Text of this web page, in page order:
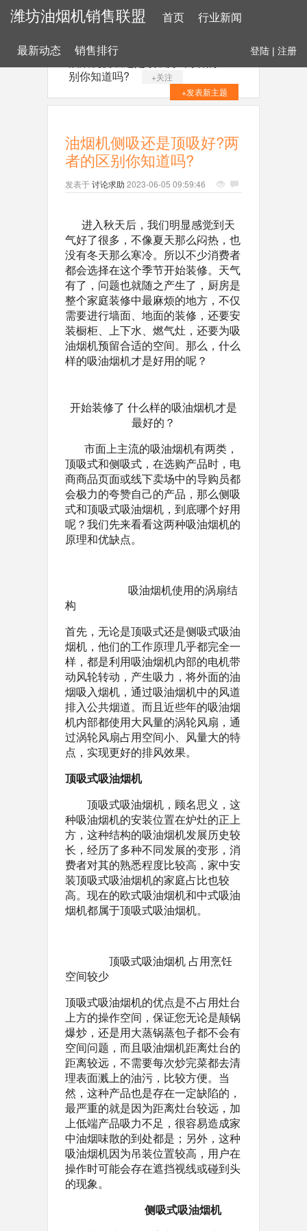
潍坊油烟机销售联盟 首页 行业新闻
最新动态 销售排行 登陆 | 注册
别你知道吗?
+关注
+发表新主题
油烟机侧吸还是顶吸好?两
者的区别你知道吗?
发表于讨论求助 2023-06-05 09:59:46
进入秋天后，我们明显感觉到天
气好了很多，不像夏天那么闷热，也
没有冬天那么寒冷。所以不少消费者
都会选择在这个季节开始装修。天气
有了，问题也就随之产生了，厨房是
整个家庭装修中最麻烦的地方，不仅
需要进行墙面、地面的装修，还要安
装橱柜、上下水、燃气灶，还要为吸
油烟机预留合适的空间。那么，什么
样的吸油烟机才是好用的呢？
开始装修了 什么样的吸油烟机才是
最好的？
市面上主流的吸油烟机有两类，
顶吸式和侧吸式，在选购产品时，电
商商品页面或线下卖场中的导购员都
会极力的夸赞自己的产品，那么侧吸
式和顶吸式吸油烟机，到底哪个好用
呢？我们先来看看这两种吸油烟机的
原理和优缺点。
吸油烟机使用的涡扇结
构
首先，无论是顶吸式还是侧吸式吸油
烟机，他们的工作原理几乎都完全一
样，都是利用吸油烟机内部的电机带
动风轮转动，产生吸力，将外面的油
烟吸入烟机，通过吸油烟机中的风道
排入公共烟道。而且近些年的吸油烟
机内部都使用大风量的涡轮风扇，通
过涡轮风扇占用空间小、风量大的特
点，实现更好的排风效果。
顶吸式吸油烟机
顶吸式吸油烟机，顾名思义，这
种吸油烟机的安装位置在炉灶的正上
方，这种结构的吸油烟机发展历史较
长，经历了多种不同发展的变形，消
费者对其的熟悉程度比较高，家中安
装顶吸式吸油烟机的家庭占比也较
高。现在的欧式吸油烟机和中式吸油
烟机都属于顶吸式吸油烟机。
顶吸式吸油烟机 占用烹饪
空间较少
顶吸式吸油烟机的优点是不占用灶台
上方的操作空间，保证您无论是颠锅
爆炒，还是用大蒸锅蒸包子都不会有
空间问题，而且吸油烟机距离灶台的
距离较远，不需要每次炒完菜都去清
理表面溅上的油污，比较方便。当
然，这种产品也是存在一定缺陷的，
最严重的就是因为距离灶台较远，加
上低端产品吸力不足，很容易造成家
中油烟味散的到处都是；另外，这种
吸油烟机因为吊装位置较高，用户在
操作时可能会存在遮挡视线或碰到头
的现象。
侧吸式吸油烟机